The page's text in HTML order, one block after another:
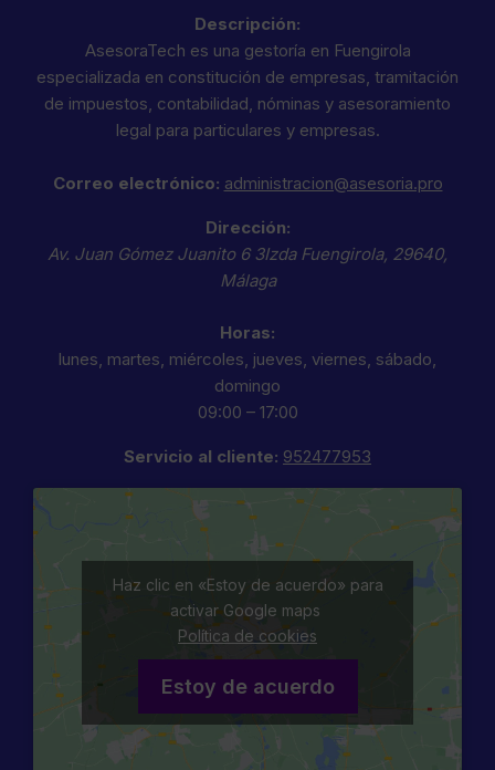
Descripción:
AsesoraTech es una gestoría en Fuengirola
especializada en constitución de empresas, tramitación
de impuestos, contabilidad, nóminas y asesoramiento
legal para particulares y empresas.
Correo electrónico: administracion@asesoria.pro
Dirección:
Av. Juan Gómez Juanito 6 3Izda Fuengirola, 29640,
Málaga
Horas:
lunes, martes, miércoles, jueves, viernes, sábado,
domingo
09:00 – 17:00
Servicio al cliente: 952477953
Haz clic en «Estoy de acuerdo» para
activar Google maps
Política de cookies
Estoy de acuerdo